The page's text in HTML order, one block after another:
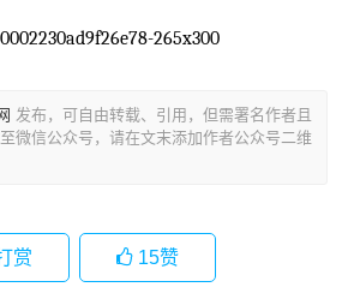
发布，可自由转载、引用，但需署名作者且
微信公众号，请在文末添加作者公众号二维
赏 15赞